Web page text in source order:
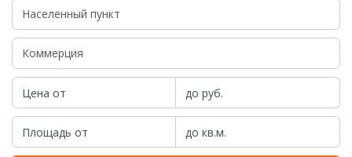
Населенный пункт